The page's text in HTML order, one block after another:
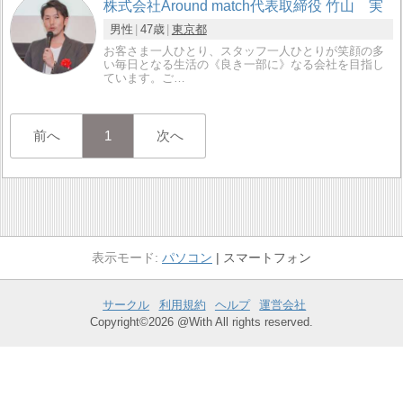
株式会社Around match代表取締役 竹山 実
男性 47歳 東京都
お客さま一人ひとり、スタッフ一人ひとりが笑顔の多
い毎日となる生活の《良き一部に》なる会社を目指し
ています。ご…
前へ 1 次へ
パソコン スマートフォン
サークル 利用規約 ヘルプ
運営会社
Copyright©2026 @With All rights reserved.